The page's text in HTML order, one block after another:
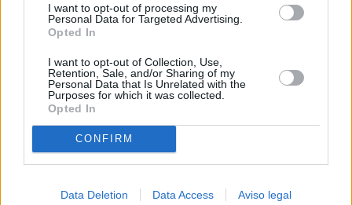
I want to opt-out of processing my
Personal Data for Targeted Advertising.
Opted In
I want to opt-out of Collection, Use,
Retention, Sale, and/or Sharing of my
Personal Data that Is Unrelated with the
Purposes for which it was collected.
Opted In
CONFIRM
Data Deletion Data Access Aviso legal